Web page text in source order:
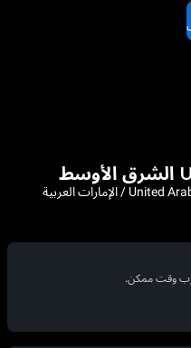
Qatar / قطر | Oman / عمان | United Arab Emirates / الإمارات العربية
وقت ممكن.